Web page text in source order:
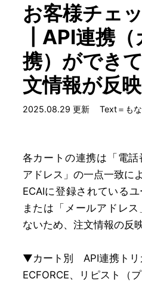
お客様チェ
┃API連携（
携）ができ
文情報が反
2025.08.29 更新 Text＝も
各カートの連携は「電
アドレス」の一点一致に
ECAIに登録されている
または「メールアドレ
ないため、注文情報の反
▼カート別 API連携トリ
ECFORCE、リピスト（